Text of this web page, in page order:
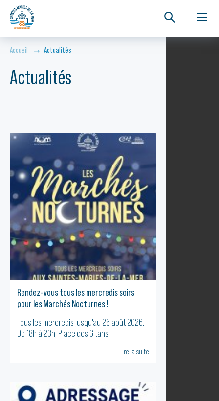
Accueil Actualités
Actualités
Rendez-vous tous les mercredis soirs
pour les Marchés Nocturnes !
Tous les mercredis jusqu'au 26 août 2026.
De 18h à 23h, Place des Gitans.
Lire la suite